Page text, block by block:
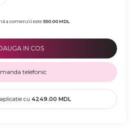
a comenzii este550.00MDL
IN COS
telefonic
cu 4249.00 MDL